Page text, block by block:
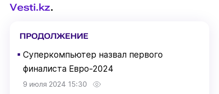
Vesti.kz.
ПРОДОЛЖЕНИЕ
▪ Суперкомпьютер назвал первого
финалиста Евро-2024
9 июля 2024 15:30